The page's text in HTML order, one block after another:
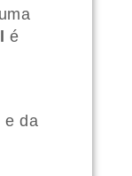
é
e da